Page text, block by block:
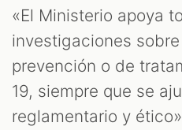
«El Ministerio apoya
investigaciones
prevención o de
19, siempre que se
reglamentario y